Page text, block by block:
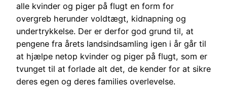
alle kvinder og piger på flugt en form for
overgreb herunder voldtægt, kidnapning og
undertrykkelse. Der er derfor god grund til, at
pengene fra årets landsindsamling igen i år går til
at hjælpe netop kvinder og piger på flugt, som er
tvunget til at forlade alt det, de kender for at sikre
deres egen og deres families overlevelse.